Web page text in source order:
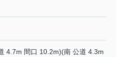
4.7m 間口 10.2m)(南 公道 4.3m